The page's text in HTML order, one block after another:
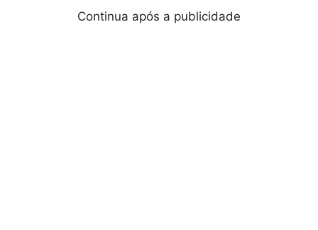
Continua após a publicidade